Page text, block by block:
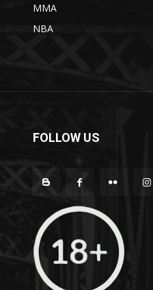
MMA
NBA
FOLLOW US